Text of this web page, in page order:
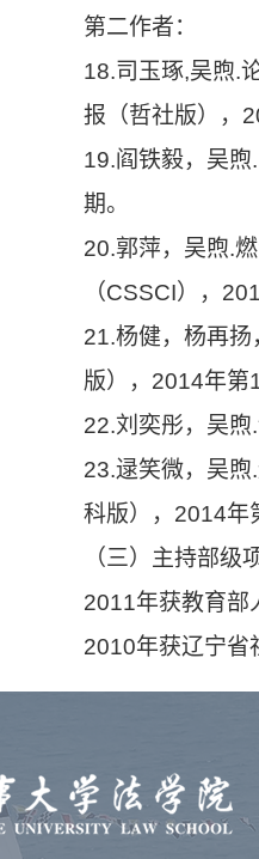
第二作者：
18.司玉琢,吴煦.
报（哲社版），
19.阎铁毅，吴
期。
20.郭萍，吴煦.
（CSSCI），
21.杨健，杨再
版），2014年第
22.刘奕彤，吴
23.逯笑微，吴
科版），2014年
（三）主持部级
2011年获教育部
2010年获辽宁省